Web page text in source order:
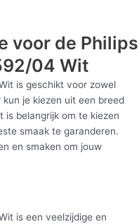
voor de Philips
04 Wit
is geschikt voor zowel
je kiezen uit een breed
is belangrijk om te kiezen
smaak te garanderen.
en smaken om jouw
is een veelzijdige en